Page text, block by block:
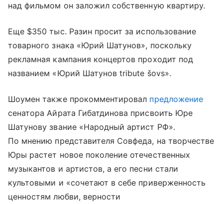
над фильмом он заложил собственную квартиру.
Еще $350 тыс. Разин просит за использование
товарного знака «Юрий Шатунов», поскольку
рекламная кампания концертов проходит под
названием «Юрий Шатунов tribute šovs».
Шоумен также прокомментировал предложение
сенатора Айрата Гибатдинова присвоить Юре
Шатунову звание «Народный артист РФ».
По мнению представителя Совфеда, на творчестве
Юры растет новое поколение отечественных
музыкантов и артистов, а его песни стали
культовыми и «сочетают в себе приверженность
ценностям любви, верности